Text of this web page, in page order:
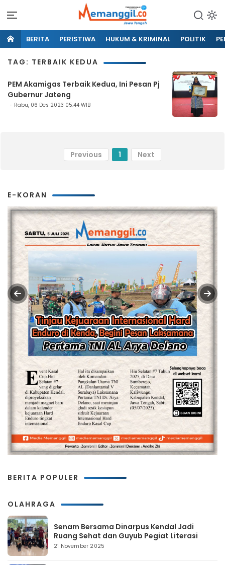
BERITA PERISTIWA HUKUM & KRIMINAL POLITIK
TAG: TERBAIK KEDUA
PEM Akamigas Terbaik Kedua, Ini Pesan Pj
Gubernur Jateng
Rabu, 06 Des 2023 05:44 WIB
Previous 1 Next
E-KORAN
BERITA POPULER
OLAHRAGA
Senam Bersama Dinarpus Kendal Jadi
Ruang Sehat dan Guyub Pegiat Literasi
21 November 2025